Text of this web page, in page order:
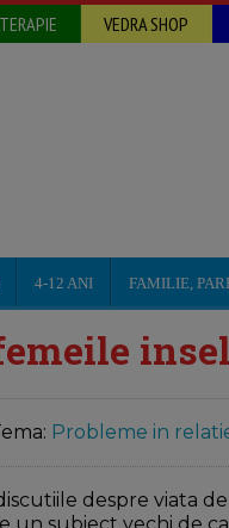
VEDRA SHOP
4-12 ANI FAMILIE,
Probleme in
despre viata